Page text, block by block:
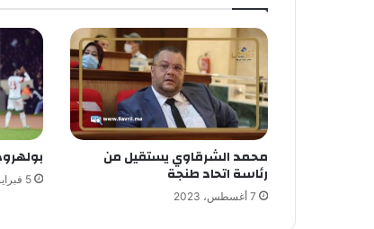
محمد الشرقاوي يستقيل من
رئاسة اتحاد طنجة
7 أغسطس، 2023
5 فبراير، 2021